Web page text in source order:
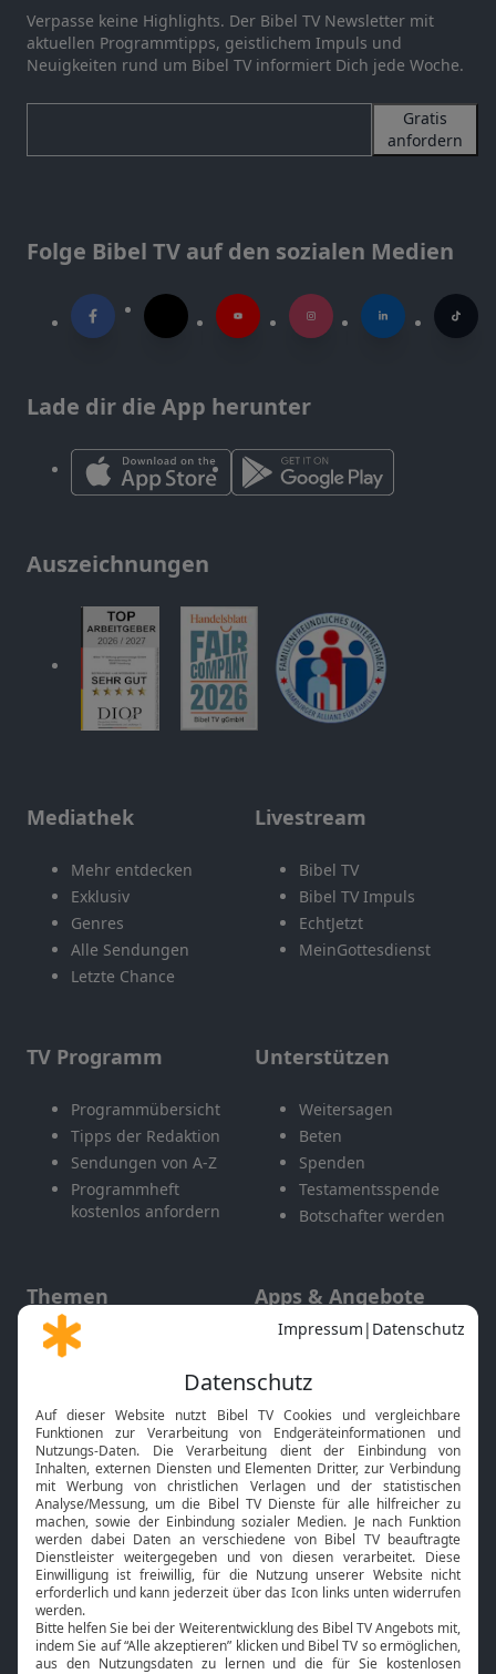
Verpasse keine Highlights. Der Bibel TV Newsletter mit
aktuellen Programmtipps, geistlichem Impuls und
Neuigkeiten rund um Bibel TV informiert Dich jede Woche.
Gratis
anfordern
Folge Bibel TV auf den sozialen Medien
Lade dir die App herunter
Auszeichnungen
Mediathek
Mehr entdecken
Exklusiv
Genres
Alle Sendungen
Letzte Chance
Livestream
Bibel TV
Bibel TV Impuls
EchtJetzt
MeinGottesdienst
TV Programm
Programmübersicht
Tipps der Redaktion
Sendungen von A-Z
Programmheft
kostenlos anfordern
Unterstützen
Weitersagen
Beten
Spenden
Testamentsspende
Botschafter werden
Themen
Gott und Bibel erklärt
Neuigkeiten
Apps & Angebote
Mobile App
Smart TV
HbbTV
Bibelthek Online-Bibel
Nächster Gottesdienst
Bibel TV
Über uns
Jobs
Service
Kontakt
TV-Empfang